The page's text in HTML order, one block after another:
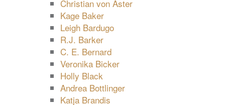
Christian von Aster
Kage Baker
Leigh Bardugo
R.J. Barker
C. E. Bernard
Veronika Bicker
Holly Black
Andrea Bottlinger
Katja Brandis